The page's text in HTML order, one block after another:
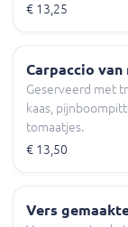
€ 13,25
Carpaccio van
Geserveerd met
kaas,
tomaatjes.
€ 13,50
Vers